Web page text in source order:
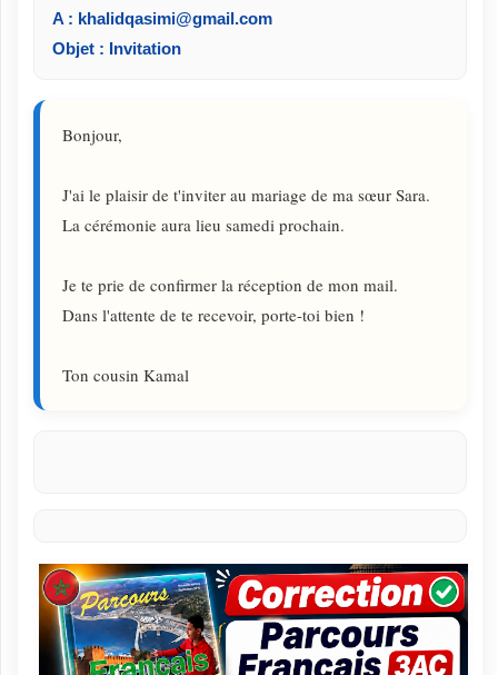
A : khalidqasimi@gmail.com
Objet : Invitation
Bonjour,
J'ai le plaisir de t'inviter au mariage de ma sœur Sara.
La cérémonie aura lieu samedi prochain.
Je te prie de confirmer la réception de mon mail.
Dans l'attente de te recevoir, porte-toi bien !
Ton cousin Kamal